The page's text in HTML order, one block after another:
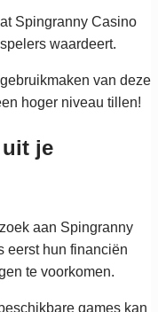
Spingranny Casino
waardeert.
van deze
hoger niveau tillen!
uit je
aan Spingranny
eerst hun financiën
te voorkomen.
games kan